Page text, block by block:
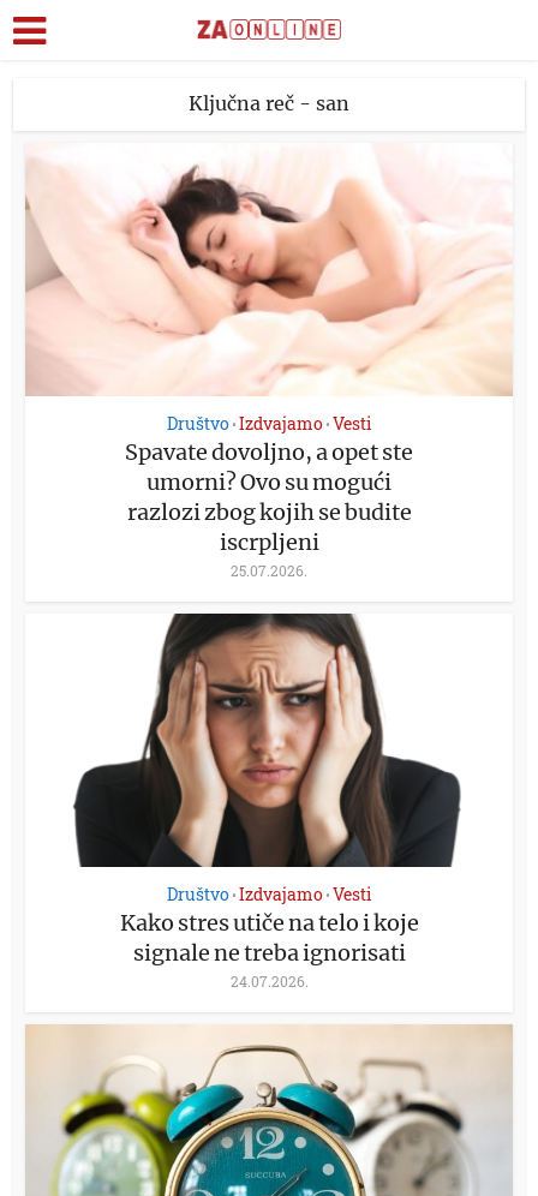
Ključna reč - san
Društvo•Izdvajamo•Vesti
Spavate dovoljno, a opet ste
umorni? Ovo su mogući
razlozi zbog kojih se budite
iscrpljeni
25.07.2026.
Društvo•Izdvajamo•Vesti
Kako stres utiče na telo i koje
signale ne treba ignorisati
24.07.2026.